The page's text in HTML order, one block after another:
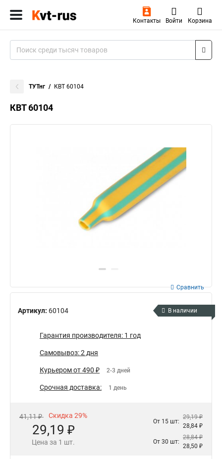
Контакты Войти Корзина
ТУТнг КВТ 60104
КВТ 60104
Артикул: 60104
Сравнить
В наличии
Гарантия производителя: 1 год
Самовывоз: 2 дня
Курьером от 490 ₽ 2-3 дней
Срочная доставка: 1 день
41,11 ₽ Скидка 29%
29,19 ₽
Цена за 1 шт.
От 15 шт:
29,19 ₽
28,84 ₽
От 30 шт:
28,84 ₽
28,50 ₽